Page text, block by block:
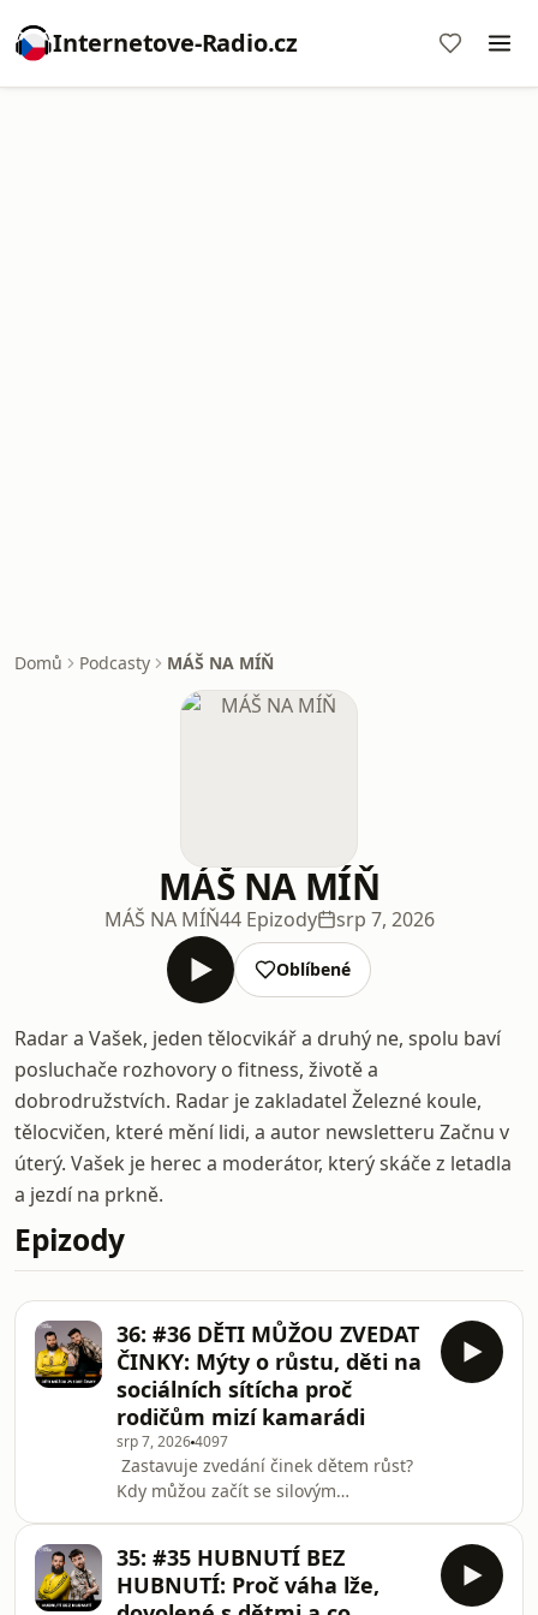
Internetove-Radio.cz
Domů Podcasty MÁŠ NA MÍŇ
MÁŠ NA MÍŇ
MÁŠ NA MÍŇ44 Epizody srp 7, 2026
Oblíbené
Radar a Vašek, jeden tělocvikář a druhý ne, spolu baví
posluchače rozhovory o fitness, životě a
dobrodružstvích. Radar je zakladatel Železné koule,
tělocvičen, které mění lidi, a autor newsletteru Začnu v
úterý. Vašek je herec a moderátor, který skáče z letadla
a jezdí na prkně.
Epizody
36: #36 DĚTI MŮŽOU ZVEDAT
ČINKY: Mýty o růstu, děti na
sociálních sítícha proč
rodičům mizí kamarádi
srp 7, 20264097
Zastavuje zvedání činek dětem růst?
Kdy můžou začít se silovým
vést k pohybu, aniž by se z něj stala
povinnost? Radar s Vaškem vyvracejí
mýty o cvičení dětí a postupně se
35: #35 HUBNUTÍ BEZ
HUBNUTÍ: Proč váha lže,